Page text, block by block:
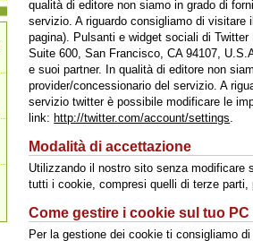
qualità di editore non siamo in grado di
servizio. A riguardo consigliamo di
pagina). Pulsanti e widget sociali di
Suite 600, San Francisco, CA 94107,
e suoi partner. In qualità di editore non
provider/concessionario del servizio. A
servizio twitter è possibile modificare le
link:http://twitter.com/account/settings
Modalità di accettazione
Utilizzando il nostro sito senza modificare
tutti i cookie, compresi quelli di terze
Come gestire i cookie sul tuo PC
Per la gestione dei cookie ti consigliamo